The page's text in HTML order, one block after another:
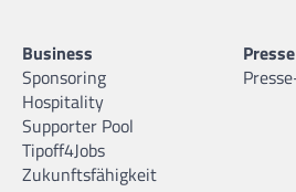
Business
Sponsoring
Hospitality
Supporter Pool
Tipoff4Jobs
Zukunftsfähigkeit
Presse